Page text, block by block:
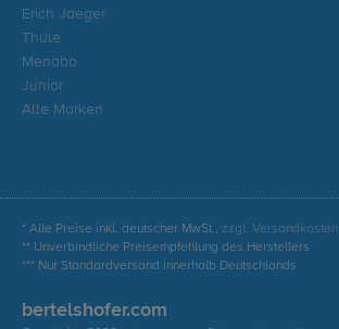
Erich Jaeger
Thule
Menabo
Junior
Alle Marken
* Alle Preise inkl. deutscher MwSt., zzgl. Versandkosten
** Unverbindliche Preisempfehlung des Herstellers
*** Nur Standardversand innerhalb Deutschlands
bertelshofer.com